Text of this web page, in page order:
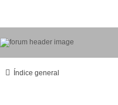
Índice general